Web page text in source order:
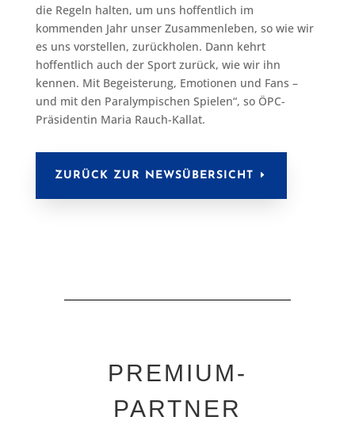
die Regeln halten, um uns hoffentlich im
kommenden Jahr unser Zusammenleben, so wie wir
es uns vorstellen, zurückholen. Dann kehrt
hoffentlich auch der Sport zurück, wie wir ihn
kennen. Mit Begeisterung, Emotionen und Fans –
und mit den Paralympischen Spielen“, so ÖPC-
Präsidentin Maria Rauch-Kallat.
ZURÜCK ZUR NEWSÜBERSICHT
PREMIUM-
PARTNER